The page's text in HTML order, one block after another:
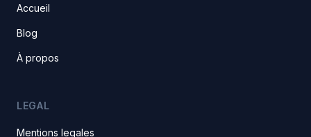
Accueil
Blog
À propos
LEGAL
Mentions legales